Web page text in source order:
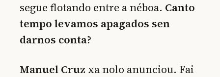
segue flotando entre a néboa. Canto
tempo levamos apagados sen
darnos conta?
Manuel Cruz xa nolo anunciou. Fai